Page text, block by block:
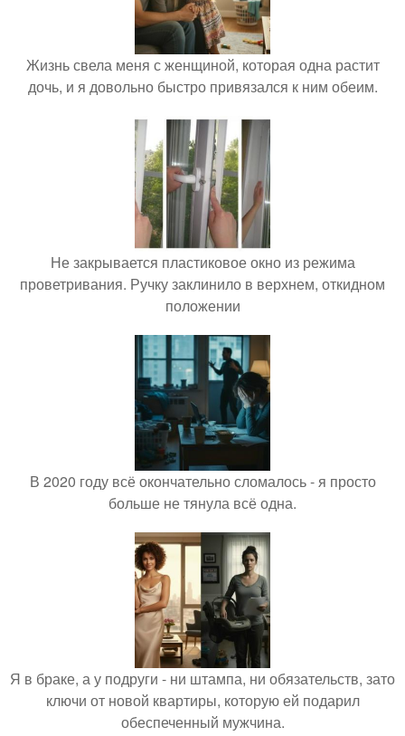
Жизнь свела меня с женщиной, которая одна растит
дочь, и я довольно быстро привязался к ним обеим.
Не закрывается пластиковое окно из режима
проветривания. Ручку заклинило в верхнем, откидном
положении
В 2020 году всё окончательно сломалось - я просто
больше не тянула всё одна.
Я в браке, а у подруги - ни штампа, ни обязательств, зато
ключи от новой квартиры, которую ей подарил
обеспеченный мужчина.